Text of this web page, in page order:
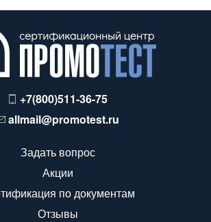
+7(800)511-36-75
allmail@promotest.ru
Задать вопрос
Акции
по документам
Отзывы